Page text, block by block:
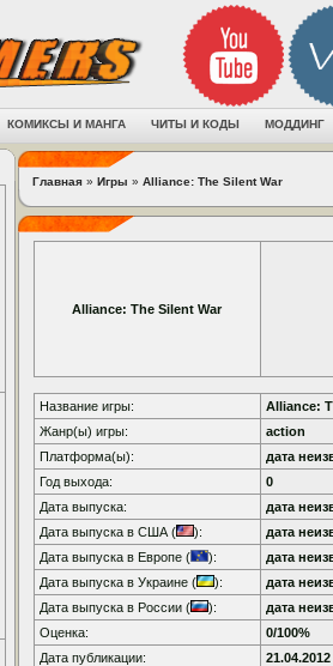
КОМИКСЫ И МАНГА ЧИТЫ И КОДЫ МОДДИНГ
Главная » Игры » Alliance: The Silent War
Alliance: The Silent War
Название игры:
Alliance:
Жанр(ы) игры:
action
Платформа(ы):
дата
Год выхода:
0
Дата выпуска:
дата
Дата выпуска в США (
):
дата
Дата выпуска в Европе (
):
дата
Дата выпуска в Украине (
):
дата
Дата выпуска в России (
):
дата
Оценка:
0/100%
Дата публикации:
21.04.2012